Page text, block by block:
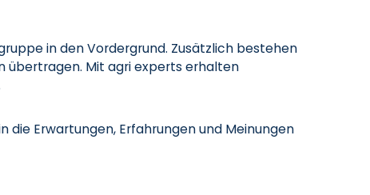
in den Vordergrund. Zusätzlich bestehen
übertragen. Mit agri experts erhalten
Erwartungen, Erfahrungen und Meinungen